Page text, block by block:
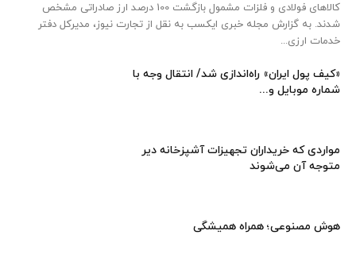
کالاهای فولادی و فلزات مشمول بازگشت 100 درصد ارز صادراتی مشخص
شدند. به گزارش مجله خبری ایکسب به نقل از تجارت نیوز، مدیرکل دفتر
خدمات ارزی...
«کیف پول ایران» راه‌اندازی شد/ انتقال وجه با
شماره موبایل و...
مواردی که خریداران تجهیزات آشپزخانه دیر
متوجه آن می‌شوند
هوش مصنوعی؛ همراه همیشگی